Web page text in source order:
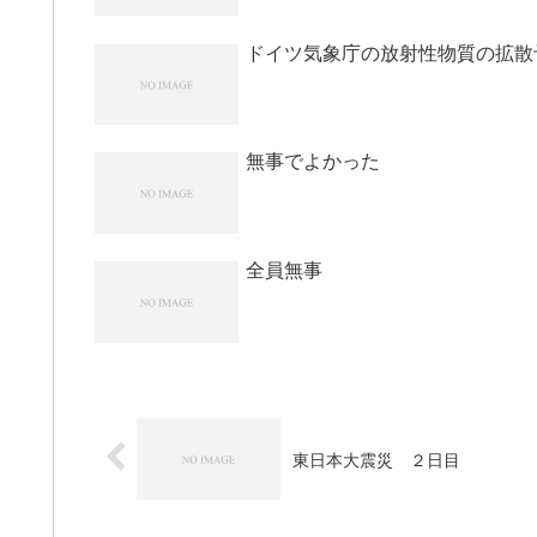
ドイツ気象庁の放射性物質の拡
無事でよかった
全員無事
東日本大震災 ２日目